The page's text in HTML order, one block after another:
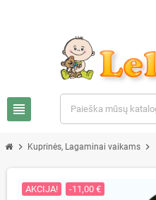
view_headline
chevron_right Kuprinės, Lagaminai vaikams chevron_right
AKCIJA! -11,00 €